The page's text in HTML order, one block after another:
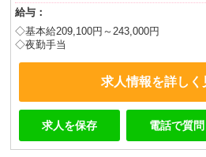
給与：
◇基本給209,100円～243,000円
◇夜勤手当
求人情報を詳しく
求人を保存 電話で質問